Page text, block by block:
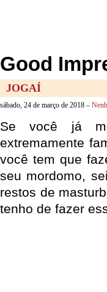
Good
JOGAÍ
sábado, 24 de março de 2018 –
Se você já
extremamente
você tem que
seu mordomo,
restos de
tenho de fazer